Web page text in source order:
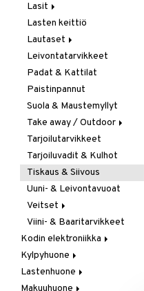
Leivänpaahtimet
Mixerit &
Sähkövatkaimet
Muut koneet
Vedenkeittimet
Lasit
Juoma- & Cocktailasit
Juomalasit
Olutlasit
Shamppanjalasit
Snapsi- & Aveclasit
Viinilasit
Whiskey- & Konjakkilasit
Lasten keittiö
Lautaset
Asetit
Ruokalautaset
Syvät lautaset
Leivontatarvikkeet
Padat & Kattilat
Paistinpannut
Suola & Maustemyllyt
Take away / Outdoor
Eväslaatikot
Pullot
Termoskannut
Termosmukit
Tarjoilutarvikkeet
Tarjoiluvadit & Kulhot
Tiskaus & Siivous
Uuni- & Leivontavuoat
Veitset
Erityisveitset
Keittiöveitset
Kuorinta- &
Vihannesveitset
Leikkuulaudat
Viini- & Baaritarvikkeet
Kodin elektroniikka
Ääni
Kylpyhuone
Kylpyhuoneen sisustus
Kylpyhuoneen tarvikkeita
Lastenhuone
Kylpyhuoneen koristelu
Makuuhuone